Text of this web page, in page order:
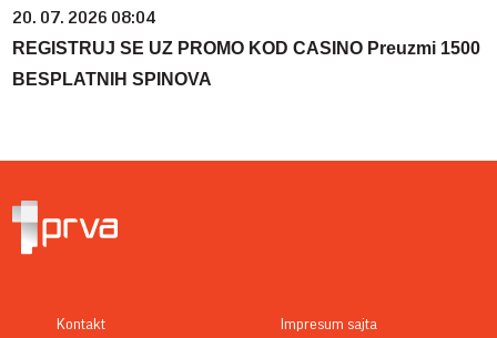
20. 07. 2026 08:04
REGISTRUJ SE UZ PROMO KOD CASINO Preuzmi 1500
BESPLATNIH SPINOVA
Kontakt Impresum sajta